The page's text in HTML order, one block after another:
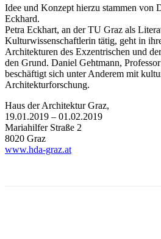
Idee und Konzept hierzu stammen von
Eckhard.
Petra Eckhart, an der TU Graz als
Kulturwissenschaftlerin tätig, geht in
Architekturen des Exzentrischen und
den Grund. Daniel Gehtmann,
beschäftigt sich unter Anderem mit
Architekturforschung.
Haus der Architektur Graz,
19.01.2019 – 01.02.2019
Mariahilfer Straße 2
8020 Graz
www.hda-graz.at